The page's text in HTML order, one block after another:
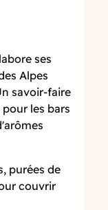
ses
Alpes
savoir-faire
les bars
purées de
couvrir